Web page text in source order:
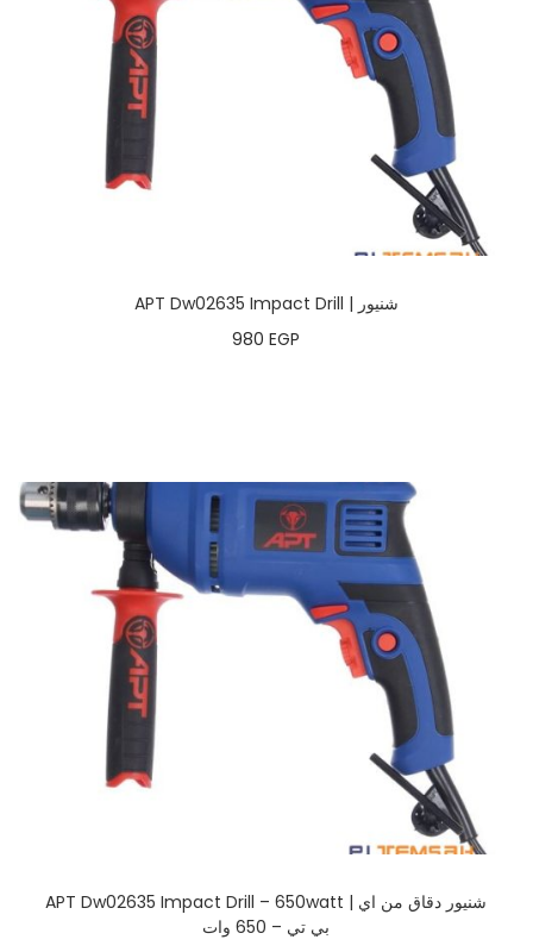
APT Dw02635 Impact Drill | شنيور
980EGP
APT Dw02635 Impact Drill – 650watt | شنيور دقاق من اي
بي تي – 650 وات